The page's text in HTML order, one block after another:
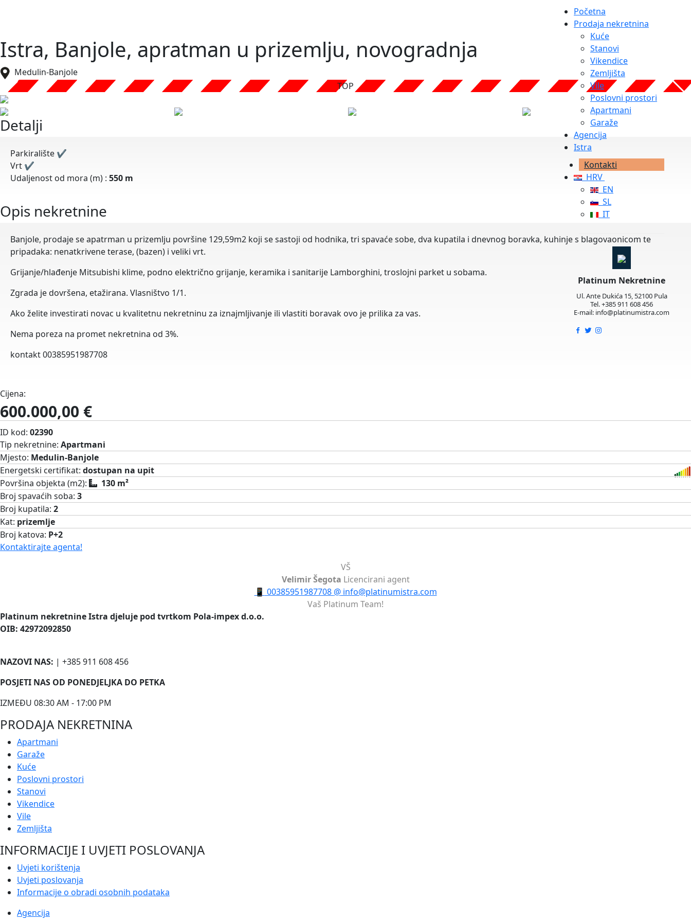
Početna
Prodaja nekretnina
Kuće
Stanovi
Vikendice
Zemljišta
Vile
Poslovni prostori
Apartmani
Garaže
Agencija
Istra
Kontakti
HRV
EN
SL
IT
Platinum Nekretnine
Ul. Ante Dukića 15, 52100 Pula
Tel. +385 911 608 456
E-mail: info@platinumistra.com
Istra, Banjole, apratman u prizemlju, novogradnja
Medulin-Banjole
TOP
Detalji
Parkiralište ✔
Vrt ✔
Udaljenost od mora (m) : 550 m
Opis nekretnine
Banjole, prodaje se apatrman u prizemlju površine 129,59m2 koji se sastoji od hodnika, tri spavaće sobe, dva kupatila i dnevnog boravka, kuhinje s blagovaonicom te
pripadaka: nenatkrivene terase, (bazen) i veliki vrt.
Grijanje/hlađenje Mitsubishi klime, podno električno grijanje, keramika i sanitarije Lamborghini, troslojni parket u sobama.
Zgrada je dovršena, etažirana. Vlasništvo 1/1.
Ako želite investirati novac u kvalitetnu nekretninu za iznajmljivanje ili vlastiti boravak ovo je prilika za vas.
Nema poreza na promet nekretnina od 3%.
kontakt 00385951987708
Cijena:
600.000,00 €
ID kod: 02390
Tip nekretnine: Apartmani
Mjesto: Medulin-Banjole
Energetski certifikat: dostupan na upit
Površina objekta (m2):
130 m²
Broj spavaćih soba: 3
Broj kupatila: 2
Kat: prizemlje
Broj katova: P+2
Kontaktirajte agenta!
VŠ
Velimir Šegota Licencirani agent
📱 00385951987708 @info@platinumistra.com
Vaš Platinum Team!
Platinum nekretnine Istra djeluje pod tvrtkom Pola-impex d.o.o.
OIB: 42972092850
NAZOVI NAS: | +385 911 608 456
POSJETI NAS OD PONEDJELJKA DO PETKA
IZMEĐU 08:30 AM - 17:00 PM
PRODAJA NEKRETNINA
Apartmani
Garaže
Kuće
Poslovni prostori
Stanovi
Vikendice
Vile
Zemljišta
INFORMACIJE I UVJETI POSLOVANJA
Uvjeti korištenja
Uvjeti poslovanja
Informacije o obradi osobnih podataka
Agencija